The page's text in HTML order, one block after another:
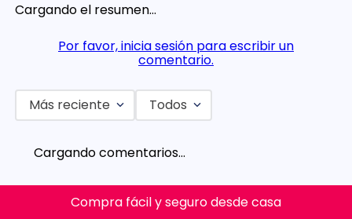
Cargando el resumen…
Por favor, inicia sesión para escribir un
comentario.
Más reciente Todos
Cargando comentarios…
Compra fácil y seguro desde casa